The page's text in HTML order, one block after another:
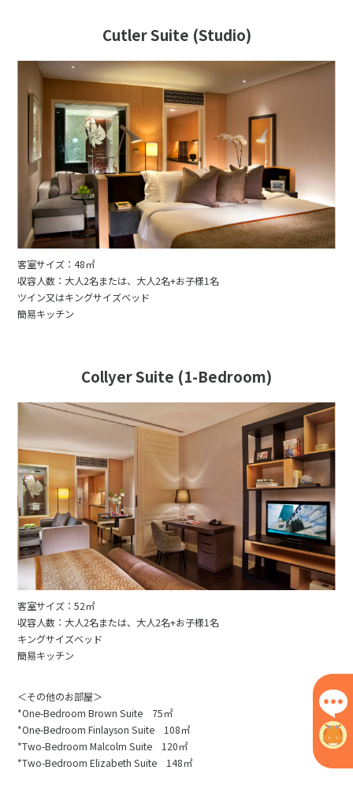
Cutler Suite (Studio)
客室サイズ：48㎡
収容人数：大人2名または、大人2名+お子様1名
ツイン又はキングサイズベッド
簡易キッチン
Collyer Suite (1-Bedroom)
客室サイズ：52㎡
収容人数：大人2名または、大人2名+お子様1名
キングサイズベッド
簡易キッチン
＜その他のお部屋＞
*One-Bedroom Brown Suite 75㎡
*One-Bedroom Finlayson Suite 108㎡
*Two-Bedroom Malcolm Suite 120㎡
*Two-Bedroom Elizabeth Suite 148㎡